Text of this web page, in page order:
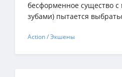
бесформенное существо
зубами) пытается
Action / Экшены